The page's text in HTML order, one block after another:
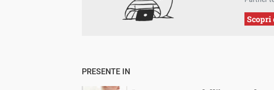
Scopri
PRESENTE IN